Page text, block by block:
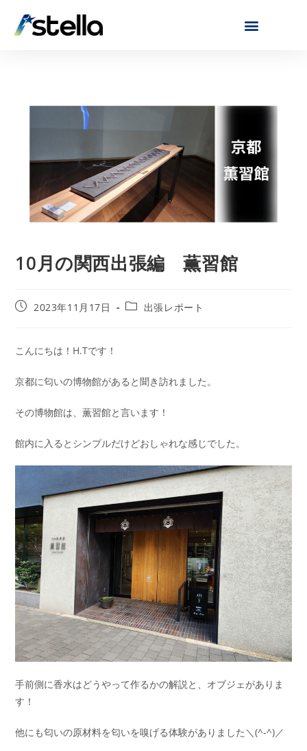
10月の関西出張編 薫習館
2023年11月17日 出張レポート
こんにちは！H.Tです！
京都に匂いの博物館があると聞き訪れました。
その博物館は、薫習館と言います！
館内に入るとシンプルだけどおしゃれな感じでした。
手前側に香水はどうやって作るかの解説と、オブジェがありま
す！
他にも匂いの原材料を匂いを嗅げる体験がありました＼(^-^)／